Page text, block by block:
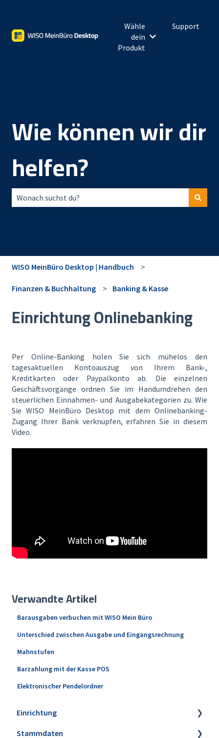
Wähle
dein
Produkt
Untermenü für
Support
Wie können wir dir
helfen?
WISO MeinBüro Desktop | Handbuch
Finanzen & Buchhaltung Banking & Kasse
Einrichtung Onlinebanking
Per Online-Banking holen Sie sich mühelos den
tagesaktuellen Kontoauszug von Ihrem Bank-,
Kreditkarten oder Paypalkonto ab. Die einzelnen
Geschäftsvorgänge ordnen Sie im Handumdrehen den
steuerlichen Einnahmen- und Ausgabekategorien zu. Wie
Sie WISO MeinBüro Desktop mit dem Onlinebanking-
Zugang Ihrer Bank verknüpfen, erfahren Sie in diesem
Video.
Verwandte Artikel
Barausgaben verbuchen mit WISO Mein Büro
Unterschied zwischen Ausgabe und Eingangsrechnung
Mahnstufen
Barzahlung mit der Kasse POS
Elektronischer Pendelordner
Einrichtung
Installation
Stammdaten